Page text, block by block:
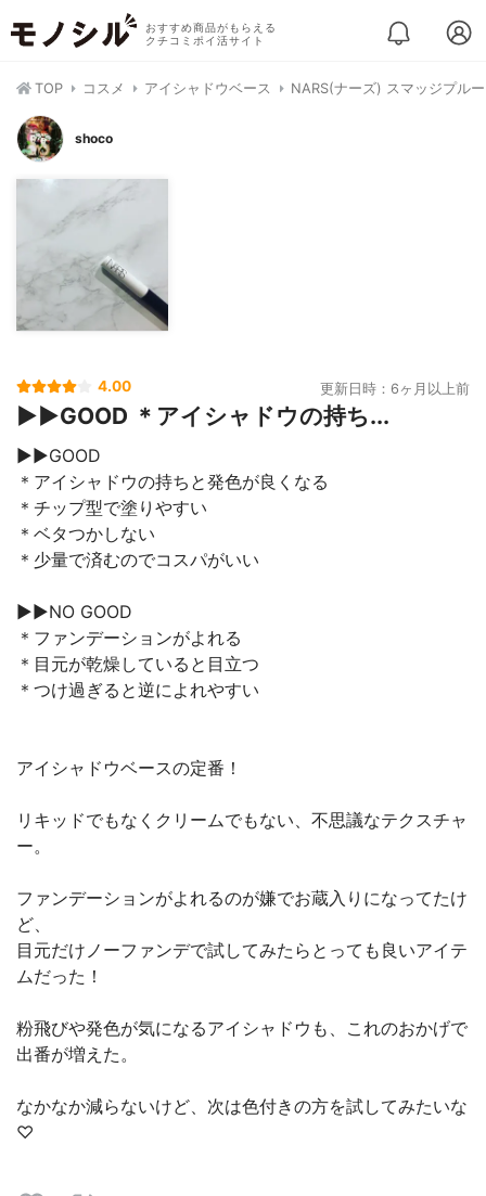
おすすめ商品がもらえる
クチコミポイ活サイト
TOP コスメ アイシャドウベース NARS(ナーズ) スマッジプル
shoco
4.00 更新日時：6ヶ月以上前
▶︎▶︎GOOD ＊アイシャドウの持ち...
▶︎▶︎GOOD
＊アイシャドウの持ちと発色が良くなる
＊チップ型で塗りやすい
＊ベタつかしない
＊少量で済むのでコスパがいい
▶︎▶︎NO GOOD
＊ファンデーションがよれる
＊目元が乾燥していると目立つ
＊つけ過ぎると逆によれやすい
アイシャドウベースの定番！
リキッドでもなくクリームでもない、不思議なテクスチャ
ー。
ファンデーションがよれるのが嫌でお蔵入りになってたけ
ど、
目元だけノーファンデで試してみたらとっても良いアイテ
ムだった！
粉飛びや発色が気になるアイシャドウも、これのおかげで
出番が増えた。
なかなか減らないけど、次は色付きの方を試してみたいな
♡